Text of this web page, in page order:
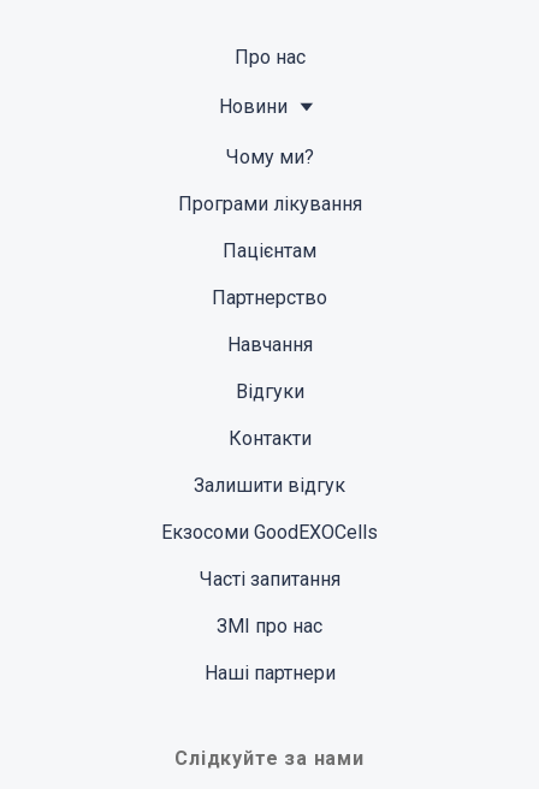
Про нас
Новини
Чому ми?
Програми лікування
Пацієнтам
Партнерство
Навчання
Відгуки
Контакти
Залишити відгук
Екзосоми GoodEXOCells
Часті запитання
ЗМІ про нас
Наші партнери
Слідкуйте за нами